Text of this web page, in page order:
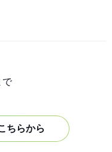
で
ちらから